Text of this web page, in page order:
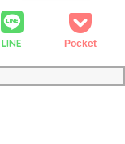
LINE Pocket